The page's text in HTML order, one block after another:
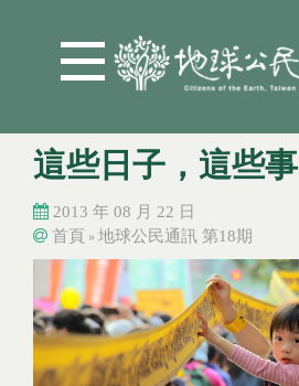
這些日子，這些事
2013 年 08 月 22 日
您在這裡
首頁 » 地球公民通訊 第18期
您在這裡